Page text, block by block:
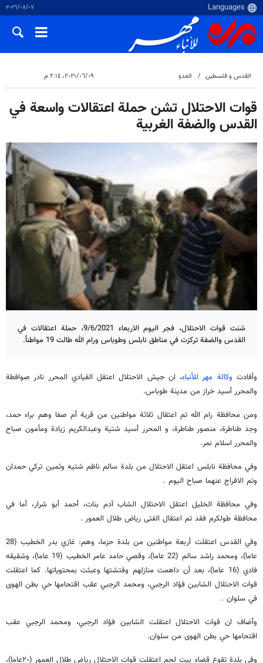
٠٧‏/٠٨‏/٢٠٢٦
القدس و فلسطین العدو ٠٩‏/٠٦‏/٢٠٢١، ٢:١٤ م
قوات الاحتلال تشن حملة اعتقالات واسعة في
القدس والضفة الغربية
شنت قوات الاحتلال، فجر اليوم الاربعاء 9/6/2021، حملة اعتقالات في
القدس والضفة تركزت في مناطق نابلس وطوباس ورام الله طالت 19 مواطناً.
وأفادت وكالة مهر للأنباء، ان جيش الاحتلال اعتقل القيادي المحرر نادر صوافطة
والمحرر أسيد خراز من مدينة طوباس.
ومن محافظة رام الله تم اعتقال ثلاثة مواطنين من قرية أم صفا وهم براء حمد،
وجد طناطرة، منصور طناطرة، و المحرر أسيد شتية وعبدالكريم زيادة ومأمون صباح
والمحرر اسلام نمر.
وفي محافظة نابلس اعتقل الاحتلال من بلدة سالم ناظم شتيه وثمين تركي حمدان
وتم الافراج عنهما صباح اليوم .
وفي محافظة الخليل اعتقل الاحتلال الشاب آدم بنات، أحمد أبو شرار، أما في
محافظة طولكرم فقد تم اعتقال الفتى رياض طلال العمور .
وفي القدس اعتقلت أربعة مواطنين من بلدة حزما، وهم: غازي بدر الخطيب (28
عاما)، ومحمد راشد سالم (22 عاما)، وقصي حامد عامر الخطيب (19 عاما)، وشقيقه
فادي (16 عاما)، بعد أن داهمت منازلهم وفتشتها وعبثت بمحتوياتها. كما اعتقلت
قوات الاحتلال الشابين فؤاد الرجبي، ومحمد الرجبي عقب اقتحامها حي بطن الهوى
في سلوان .
وأضاف ان قوات الاحتلال اعتقلت الشابين فؤاد الرجبي، ومحمد الرجبي عقب
اقتحامها حي بطن الهوى من سلوان.
وفي بلدة تقوع قضاء بيت لحم اعتقلت قوات الاحتلال رياض طلال العمور (٢٠عاما)،